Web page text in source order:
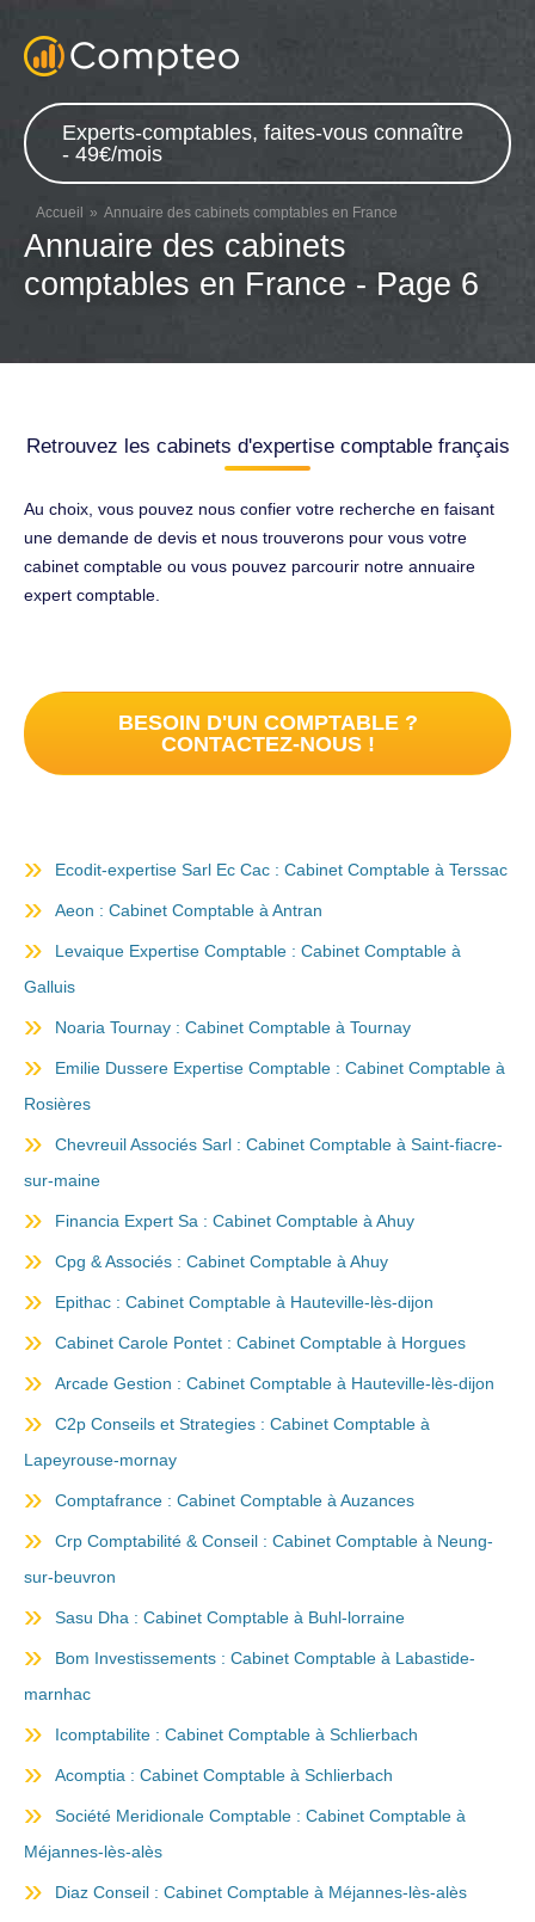
Experts-comptables, faites-vous connaître
- 49€/mois
Accueil Annuaire des cabinets comptables en France
Annuaire des cabinets
comptables en France - Page 6
Retrouvez les cabinets d'expertise comptable français
Au choix, vous pouvez nous confier votre recherche en faisant
une demande de devis et nous trouverons pour vous votre
cabinet comptable ou vous pouvez parcourir notre annuaire
expert comptable.
BESOIN D'UN COMPTABLE ?
CONTACTEZ-NOUS !
Ecodit-expertise Sarl Ec Cac : Cabinet Comptable à Terssac
Aeon : Cabinet Comptable à Antran
Levaique Expertise Comptable : Cabinet Comptable à
Galluis
Noaria Tournay : Cabinet Comptable à Tournay
Emilie Dussere Expertise Comptable : Cabinet Comptable à
Rosières
Chevreuil Associés Sarl : Cabinet Comptable à Saint-fiacre-
sur-maine
Financia Expert Sa : Cabinet Comptable à Ahuy
Cpg & Associés : Cabinet Comptable à Ahuy
Epithac : Cabinet Comptable à Hauteville-lès-dijon
Cabinet Carole Pontet : Cabinet Comptable à Horgues
Arcade Gestion : Cabinet Comptable à Hauteville-lès-dijon
C2p Conseils et Strategies : Cabinet Comptable à
Lapeyrouse-mornay
Comptafrance : Cabinet Comptable à Auzances
Crp Comptabilité & Conseil : Cabinet Comptable à Neung-
sur-beuvron
Sasu Dha : Cabinet Comptable à Buhl-lorraine
Bom Investissements : Cabinet Comptable à Labastide-
marnhac
Icomptabilite : Cabinet Comptable à Schlierbach
Acomptia : Cabinet Comptable à Schlierbach
Société Meridionale Comptable : Cabinet Comptable à
Méjannes-lès-alès
Diaz Conseil : Cabinet Comptable à Méjannes-lès-alès